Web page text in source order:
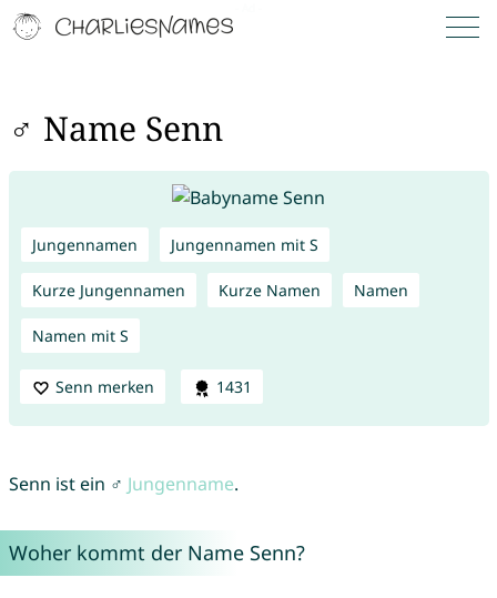
♂ Name Senn
Jungennamen Jungennamen mit S
Kurze Jungennamen Kurze Namen Namen
Namen mit S
Senn merken 1431
Senn ist ein ♂ Jungenname.
Woher kommt der Name Senn?